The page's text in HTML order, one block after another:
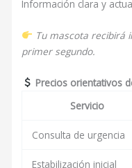
Información clara y
Tu mascota recibirá
primer segundo.
Precios orientativos
Servicio
Consulta de urgencia
Estabilización inicial